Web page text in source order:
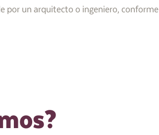
por un arquitecto o ingeniero, conforme